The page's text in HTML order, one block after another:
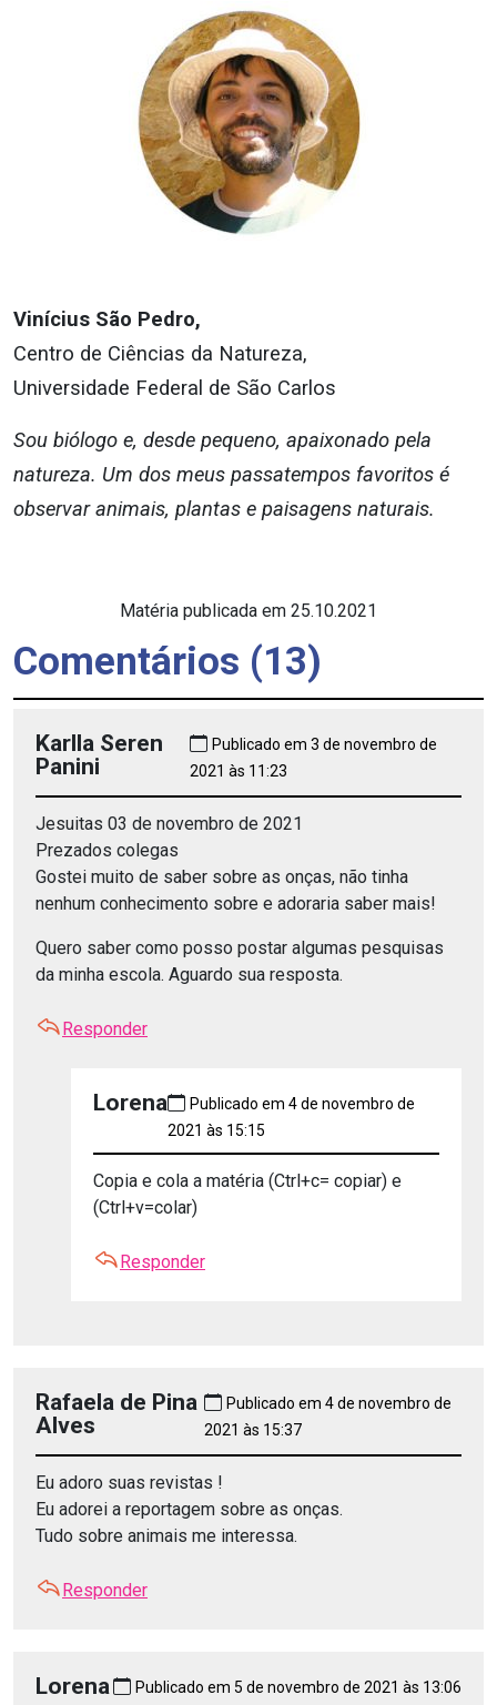
Vinícius São Pedro,
Centro de Ciências da Natureza,
Universidade Federal de São Carlos
Sou biólogo e, desde pequeno, apaixonado pela
natureza. Um dos meus passatempos favoritos é
observar animais, plantas e paisagens naturais.
Matéria publicada em 25.10.2021
Comentários (13)
Karlla Seren
Panini
Publicado em 3 de novembro de
2021 às 11:23
Jesuitas 03 de novembro de 2021
Prezados colegas
Gostei muito de saber sobre as onças, não tinha
nenhum conhecimento sobre e adoraria saber mais!
Quero saber como posso postar algumas pesquisas
da minha escola. Aguardo sua resposta.
Responder
Lorena
Publicado em 4 de novembro de
2021 às 15:15
Copia e cola a matéria (Ctrl+c= copiar) e
(Ctrl+v=colar)
Responder
Rafaela de Pina
Alves
Publicado em 4 de novembro de
2021 às 15:37
Eu adoro suas revistas !
Eu adorei a reportagem sobre as onças.
Tudo sobre animais me interessa.
Responder
Lorena Publicado em 5 de novembro de 2021 às 13:06